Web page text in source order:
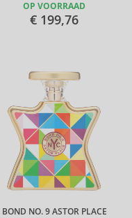
OP VOORRAAD
€ 199,76
BOND NO. 9 ASTOR PLACE